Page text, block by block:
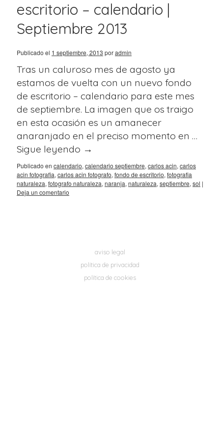
escritorio – calendario |
Septiembre 2013
Publicado el 1 septiembre, 2013 poradmin
Tras un caluroso mes de agosto ya
estamos de vuelta con un nuevo fondo
de escritorio – calendario para este mes
de septiembre. La imagen que os traigo
en esta ocasión es un amanecer
anaranjado en el preciso momento en …
Sigue leyendo →
Publicado en calendario, calendario septiembre, carlos acin, carlos
acin fotografia, carlos acin fotografo, fondo de escritorio, fotografia
naturaleza, fotografo naturaleza, naranja, naturaleza, septiembre, sol |
Deja un comentario
aviso legal
política de privacidad
política de cookies